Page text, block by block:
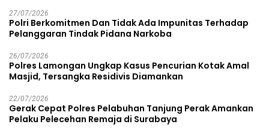
27/07/2026
Polri Berkomitmen Dan Tidak Ada Impunitas Terhadap
Pelanggaran Tindak Pidana Narkoba
26/07/2026
Polres Lamongan Ungkap Kasus Pencurian Kotak Amal
Masjid, Tersangka Residivis Diamankan
22/07/2026
Gerak Cepat Polres Pelabuhan Tanjung Perak Amankan
Pelaku Pelecehan Remaja di Surabaya